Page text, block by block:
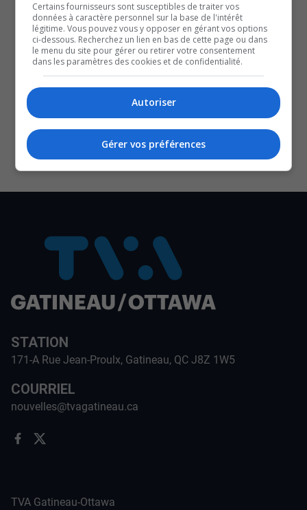
LPHF | La Charge d’Ottawa obtient son billet pour les
séries
Avec les renseignements de Yanick St-Denis.
SOUTENIR NOS MÉDIAS, C’EST PROTÉGER NOTRE
STATION
171-A Rue Jean-Proulx, Gatineau, QC J8Z 1W5
COURRIEL
nouvelles@tvagatineau.ca
TVA Gatineau-Ottawa
Certains fournisseurs sont susceptibles de traiter vos
données à caractère personnel sur la base de l'intérêt
légitime. Vous pouvez vous y opposer en gérant vos options
ci-dessous. Recherchez un lien en bas de cette page ou dans
le menu du site pour gérer ou retirer votre consentement
dans les paramètres des cookies et de confidentialité.
Autoriser
Gérer vos préférences